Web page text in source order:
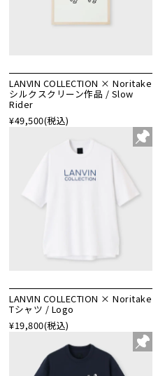
LANVIN COLLECTION × Noritake
シルクスクリーン作品 / Slow
Rider
¥49,500(税込)
LANVIN COLLECTION × Noritake
Tシャツ / Logo
¥19,800(税込)